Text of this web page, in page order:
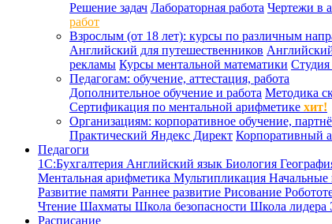
Решение задач Лабораторная работа Чертежи в
работ
Взрослым (от 18 лет): курсы по различным
Английский для путешественников
рекламы Курсы ментальной математики
Педагогам: обучение, аттестация, работа
Дополнительное обучение и работа Методика
Сертификация по ментальной арифметике хит!
Организациям: корпоративное обучение,
Практический Яндекс Директ Корпоративный
Педагоги
1С:Бухгалтерия Английский язык Биология
Ментальная арифметика Мультипликация Начальные
Развитие памяти Раннее развитие Рисование
Чтение Шахматы Школа безопасности Школа лидера
Расписание